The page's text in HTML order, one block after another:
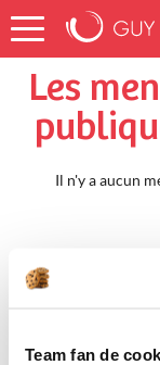
Team fan de
Accueil
Les
Il n'y a aucun